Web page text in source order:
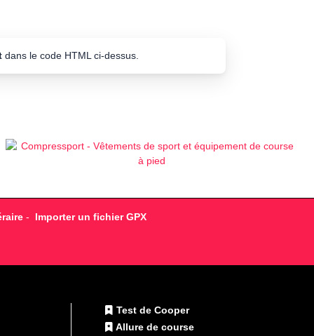
dans le code HTML ci-dessus.
- Importer un fichier GPX
Test de Cooper
Allure de course